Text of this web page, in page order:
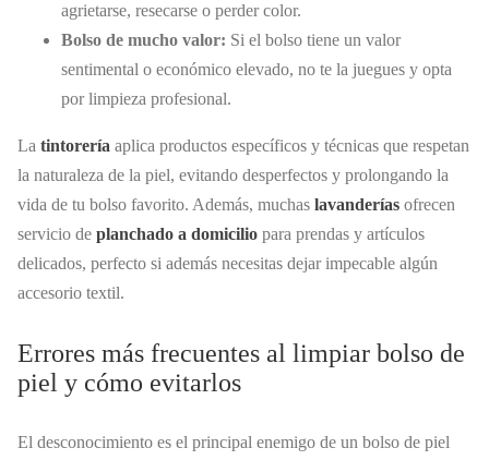
agrietarse, resecarse o perder color.
Bolso de mucho valor: Si el bolso tiene un valor
sentimental o económico elevado, no te la juegues y opta
por limpieza profesional.
La tintorería aplica productos específicos y técnicas que respetan
la naturaleza de la piel, evitando desperfectos y prolongando la
vida de tu bolso favorito. Además, muchas lavanderías ofrecen
servicio de planchado a domicilio para prendas y artículos
delicados, perfecto si además necesitas dejar impecable algún
accesorio textil.
Errores más frecuentes al limpiar bolso de
piel y cómo evitarlos
El desconocimiento es el principal enemigo de un bolso de piel